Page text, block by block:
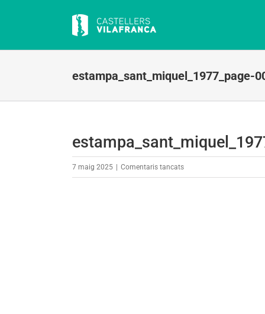
estampa_sant_miquel_1977_page-
7 maig 2025 Comentaris tancatsa